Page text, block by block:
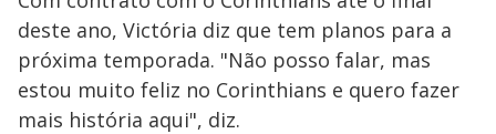
deste ano, Victória diz que tem planos para a
próxima temporada. "Não posso falar, mas
estou muito feliz no Corinthians e quero fazer
mais história aqui", diz.